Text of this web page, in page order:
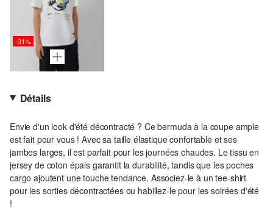
-31%
Détails
Envie d'un look d'été décontracté ? Ce bermuda à la coupe ample
est fait pour vous ! Avec sa taille élastique confortable et ses
jambes larges, il est parfait pour les journées chaudes. Le tissu en
jersey de coton épais garantit la durabilité, tandis que les poches
cargo ajoutent une touche tendance. Associez-le à un tee-shirt
pour les sorties décontractées ou habillez-le pour les soirées d'été
!